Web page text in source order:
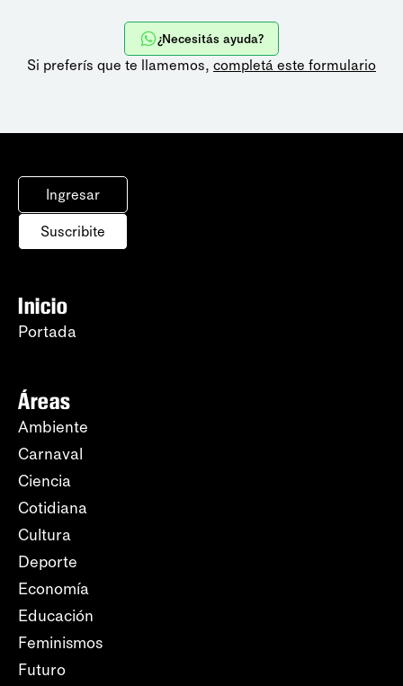
¿Necesitás ayuda?
Si preferís que te llamemos, completá este formulario
Ingresar
Suscribite
Inicio
Portada
Áreas
Ambiente
Carnaval
Ciencia
Cotidiana
Cultura
Deporte
Economía
Educación
Feminismos
Futuro